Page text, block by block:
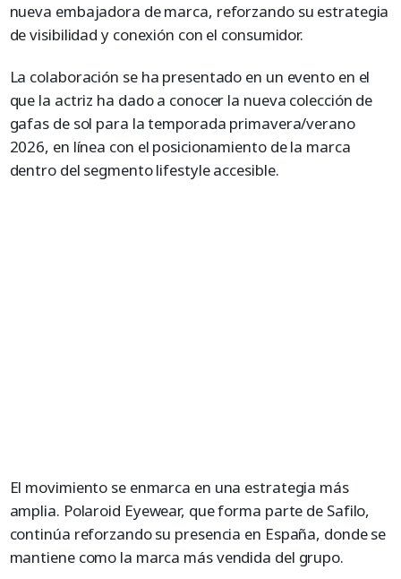
nueva embajadora de marca, reforzando su estrategia
de visibilidad y conexión con el consumidor.
La colaboración se ha presentado en un evento en el
que la actriz ha dado a conocer la nueva colección de
gafas de sol para la temporada primavera/verano
2026, en línea con el posicionamiento de la marca
dentro del segmento lifestyle accesible.
El movimiento se enmarca en una estrategia más
amplia. Polaroid Eyewear, que forma parte de Safilo,
continúa reforzando su presencia en España, donde se
mantiene como la marca más vendida del grupo.